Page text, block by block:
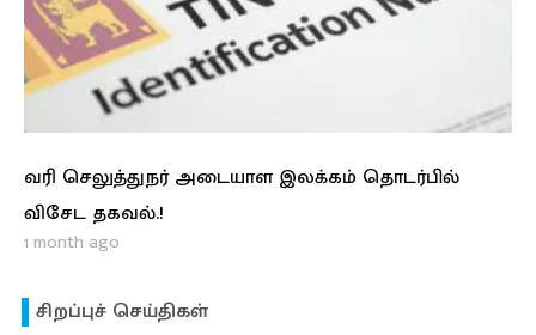
வரி செலுத்துநர் அடையாள இலக்கம் தொடர்பில்
விசேட தகவல்.!
1 month ago
சிறப்புச் செய்திகள்